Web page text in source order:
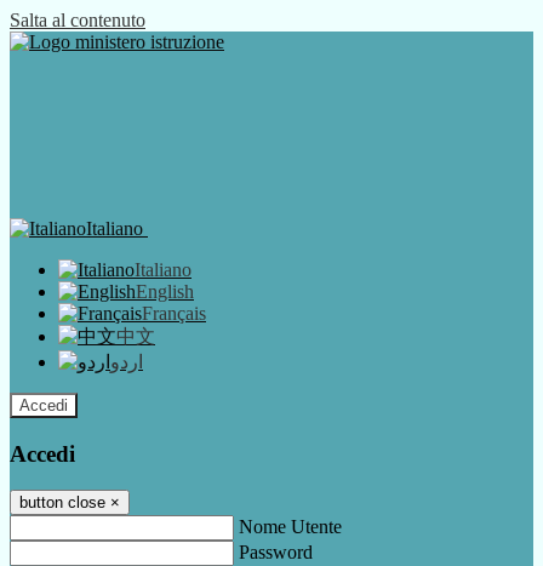
Salta al contenuto
Italiano
Italiano
English
Français
中文
اردو
Accedi
Accedi
button close ×
Nome Utente
Password